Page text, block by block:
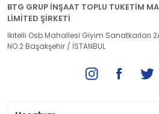
BTG GRUP İNŞAAT TOPLU TUKETİM
LİMİTED ŞİRKETİ
İkitelli Osb Mahallesi Giyim Sanatkarları 2A
NO:2 Başakşehir / İSTANBUL